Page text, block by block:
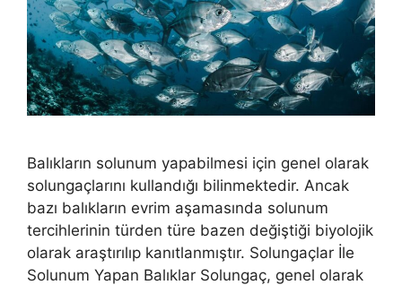
Balıkların solunum yapabilmesi için genel olarak
solungaçlarını kullandığı bilinmektedir. Ancak
bazı balıkların evrim aşamasında solunum
tercihlerinin türden türe bazen değiştiği biyolojik
olarak araştırılıp kanıtlanmıştır. Solungaçlar İle
Solunum Yapan Balıklar Solungaç, genel olarak